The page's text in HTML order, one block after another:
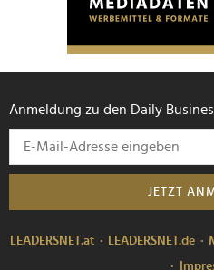
Anmeldung zu den Daily
JETZT
LEADERSNET.at LEADERSNET.de